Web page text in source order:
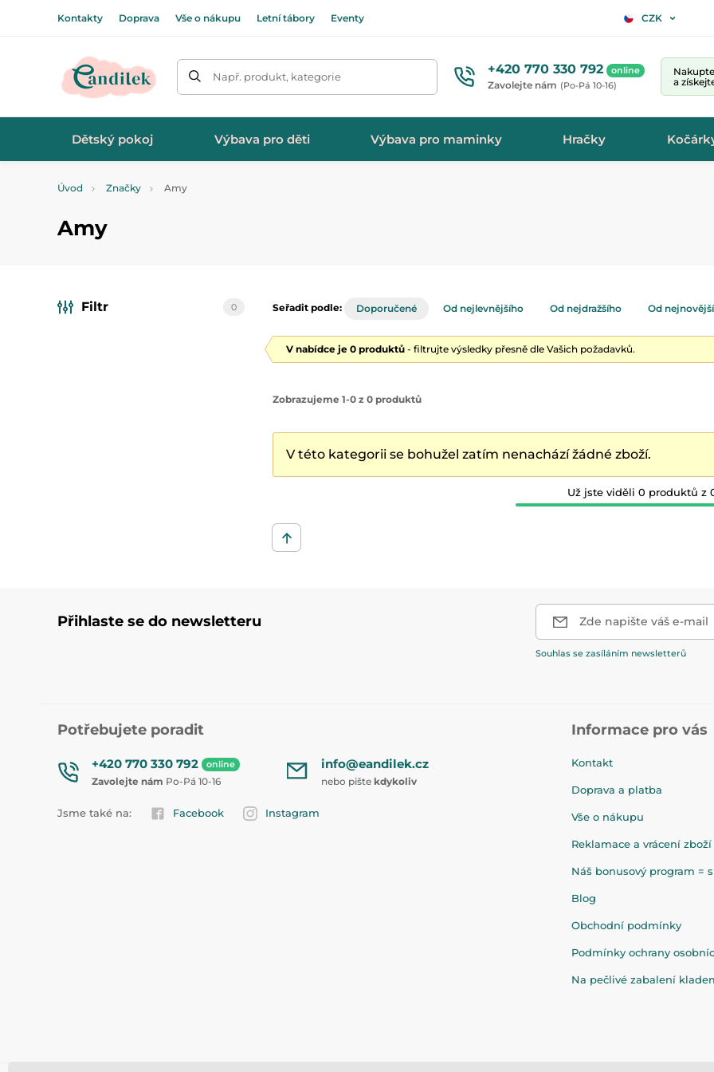
Kontakty Doprava Vše o nákupu Letní tábory Eventy CZK
Např. produkt, kategorie +420 770 330 792 online
Zavolejte nám (Po-Pá 10-16)
a
Dětský pokoj Výbava pro děti Výbava pro maminky Hračky
Úvod Značky Amy
Amy
Filtr 0 Seřadit podle: Doporučené Od nejlevnějšího Od nejdražšího Od
V nabídce je 0 produktů - filtrujte výsledky přesně dle Vašich požadavků.
Zobrazujeme 1-0 z 0 produktů
V této kategorii se bohužel zatím nenachází žádné zboží.
Už jste viděli 0 produktů z
Přihlaste se do newsletteru Zde napište váš e-mail
Souhlas se zasíláním newsletterů
Potřebujete poradit
+420 770 330 792 online
Zavolejte nám Po-Pá 10-16
info@eandilek.cz
nebo pište kdykoliv
Jsme také na: Facebook Instagram
Informace pro vás
Kontakt
Doprava a platba
Vše o nákupu
Reklamace a vrácení zboží
Náš bonusový program =
Blog
Obchodní podmínky
Podmínky ochrany
Na pečlivé zabalení